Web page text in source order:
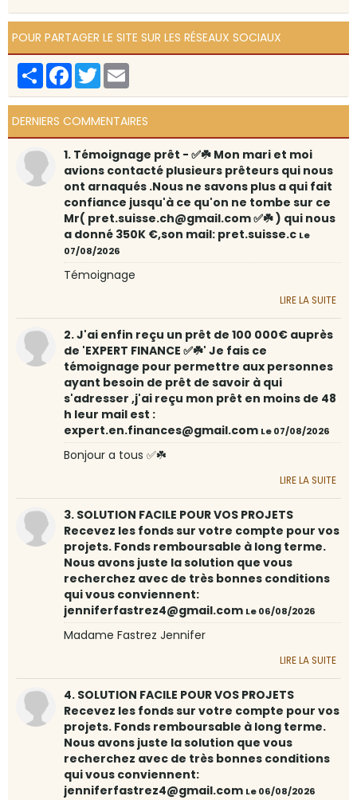
POUR PARTAGER LE SITE SUR LES RÉSEAUX SOCIAUX
PartagerFacebook
Twitter
DERNIERS COMMENTAIRES
1. Témoignage prêt - ✅☘️ Mon mari et moi
avions contacté plusieurs prêteurs qui nous
ont arnaqués .Nous ne savons plus a qui fait
confiance jusqu'à ce qu'on ne tombe sur ce
Mr( pret.suisse.ch@gmail.com ✅☘️ ) qui nous
a donné 350K €,son mail: pret.suisse.c Le
07/08/2026
Témoignage
LIRE LA SUITE
2. J'ai enfin reçu un prêt de 100 000€ auprès
de 'EXPERT FINANCE ✅☘️' Je fais ce
témoignage pour permettre aux personnes
ayant besoin de prêt de savoir à qui
s'adresser ,j'ai reçu mon prêt en moins de 48
h leur mail est :
expert.en.finances@gmail.com Le 07/08/2026
Bonjour a tous ✅☘️
LIRE LA SUITE
3. SOLUTION FACILE POUR VOS PROJETS
Recevez les fonds sur votre compte pour vos
projets. Fonds remboursable à long terme.
Nous avons juste la solution que vous
recherchez avec de très bonnes conditions
qui vous conviennent:
jenniferfastrez4@gmail.com Le 06/08/2026
Madame Fastrez Jennifer
LIRE LA SUITE
4. SOLUTION FACILE POUR VOS PROJETS
Recevez les fonds sur votre compte pour vos
projets. Fonds remboursable à long terme.
Nous avons juste la solution que vous
recherchez avec de très bonnes conditions
qui vous conviennent:
jenniferfastrez4@gmail.com Le 06/08/2026